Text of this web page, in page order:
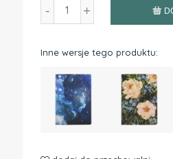
- +
Inne wersje tego produktu: